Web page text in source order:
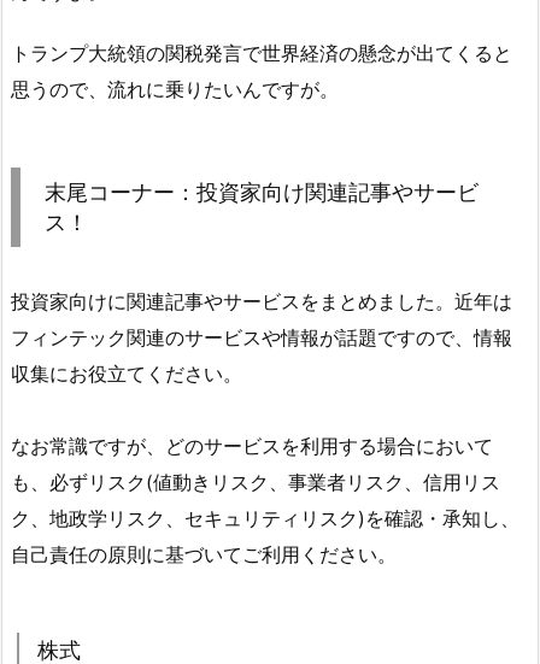
トランプ大統領の関税発言で世界経済の懸念が出てくると
思うので、流れに乗りたいんですが。
末尾コーナー：投資家向け関連記事やサービ
ス！
投資家向けに関連記事やサービスをまとめました。近年は
フィンテック関連のサービスや情報が話題ですので、情報
収集にお役立てください。
なお常識ですが、どのサービスを利用する場合において
も、必ずリスク(値動きリスク、事業者リスク、信用リス
ク、地政学リスク、セキュリティリスク)を確認・承知し、
自己責任の原則に基づいてご利用ください。
株式